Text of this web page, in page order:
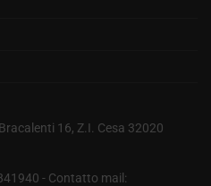
16, Z.I. Cesa 32020
- Contatto mail: